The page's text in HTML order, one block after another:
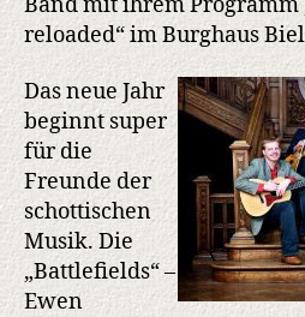
reloaded“ im Burghaus
Das neue Jahr
beginnt super
für die
Freunde der
schottischen
Musik. Die
„Battlefields“ –
Ewen